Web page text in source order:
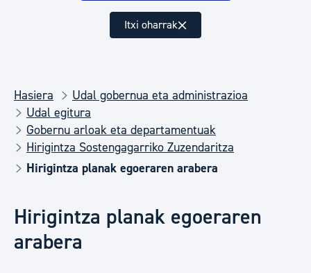
Itxi oharrak
Hasiera
Udal gobernua eta administrazioa
Udal egitura
Gobernu arloak eta departamentuak
Hirigintza Sostengagarriko Zuzendaritza
Hirigintza planak egoeraren arabera
Hirigintza planak egoeraren
arabera